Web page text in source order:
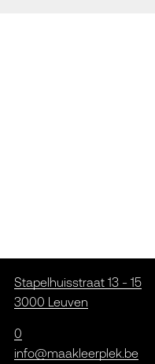
Stapelhuisstraat 13 - 15
3000 Leuven
0
info@maakleerplek.be